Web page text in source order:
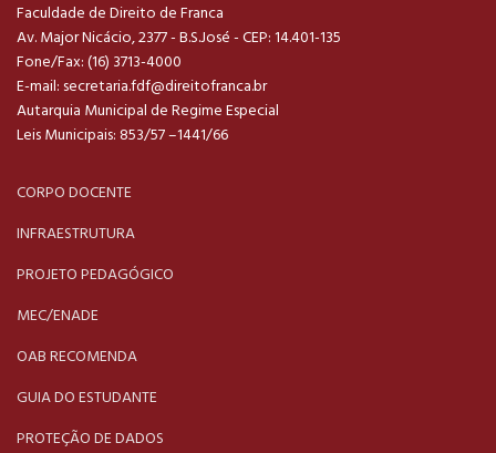
Faculdade de Direito de Franca
Av. Major Nicácio, 2377 - B.S.José - CEP: 14.401-135
Fone/Fax: (16) 3713-4000
E-mail: secretaria.fdf@direitofranca.br
Autarquia Municipal de Regime Especial
Leis Municipais: 853/57 –1441/66
CORPO DOCENTE
INFRAESTRUTURA
PROJETO PEDAGÓGICO
MEC/ENADE
OAB RECOMENDA
GUIA DO ESTUDANTE
PROTEÇÃO DE DADOS